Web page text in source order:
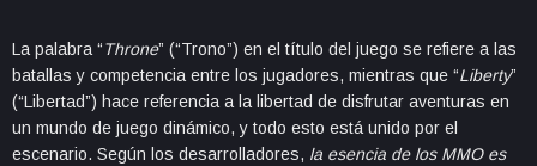
La palabra “Throne” (“Trono”) en el título del juego se refiere a las
batallas y competencia entre los jugadores, mientras que “Liberty”
(“Libertad”) hace referencia a la libertad de disfrutar aventuras en
un mundo de juego dinámico, y todo esto está unido por el
escenario. Según los desarrolladores, la esencia de los MMO es